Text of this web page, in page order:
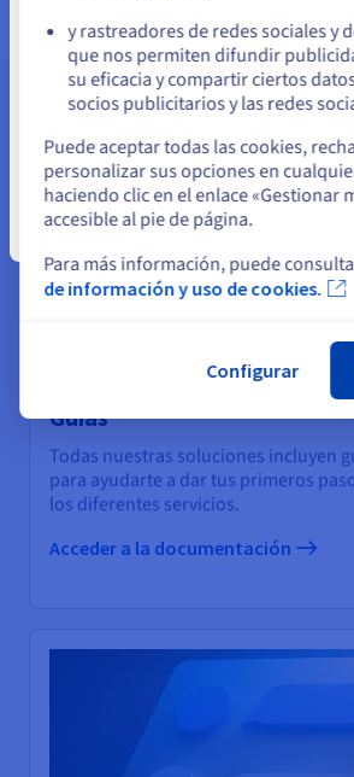
Asistencia y
Guías
Todas nuestras soluciones incluyen
para ayudarte a dar tus primeros
los diferentes servicios.
Acceder a la documentación
Permanezca en el sitio web actual
y rastreadores de redes sociales y
que nos permiten difundir
su eficacia y compartir ciertos
socios publicitarios y las redes
Puede aceptar todas las cookies,
personalizar sus opciones en
haciendo clic en el enlace «Gestionar
accesible al pie de página.
Para más información, puede
de información y uso de cookies.
Configurar